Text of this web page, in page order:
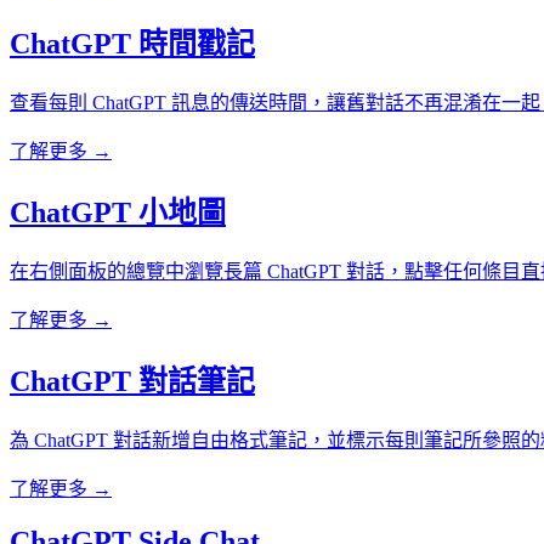
ChatGPT 時間戳記
查看每則 ChatGPT 訊息的傳送時間，讓舊對話不再混淆在一起
了解更多 →
ChatGPT 小地圖
在右側面板的總覽中瀏覽長篇 ChatGPT 對話，點擊任何條目直
了解更多 →
ChatGPT 對話筆記
為 ChatGPT 對話新增自由格式筆記，並標示每則筆記所參照的
了解更多 →